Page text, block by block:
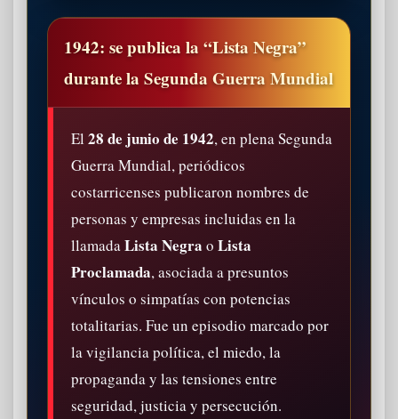
1942: se publica la “Lista Negra”
durante la Segunda Guerra Mundial
El 28 de junio de 1942, en plena Segunda
Guerra Mundial, periódicos
costarricenses publicaron nombres de
personas y empresas incluidas en la
llamadaLista Negra o Lista
Proclamada, asociada a presuntos
vínculos o simpatías con potencias
totalitarias. Fue un episodio marcado por
la vigilancia política, el miedo, la
propaganda y las tensiones entre
seguridad, justicia y persecución.